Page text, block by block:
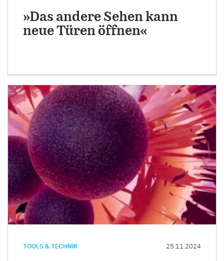
»Das andere Sehen kann
neue Türen öffnen«
TOOLS & TECHNIK 25.11.2024